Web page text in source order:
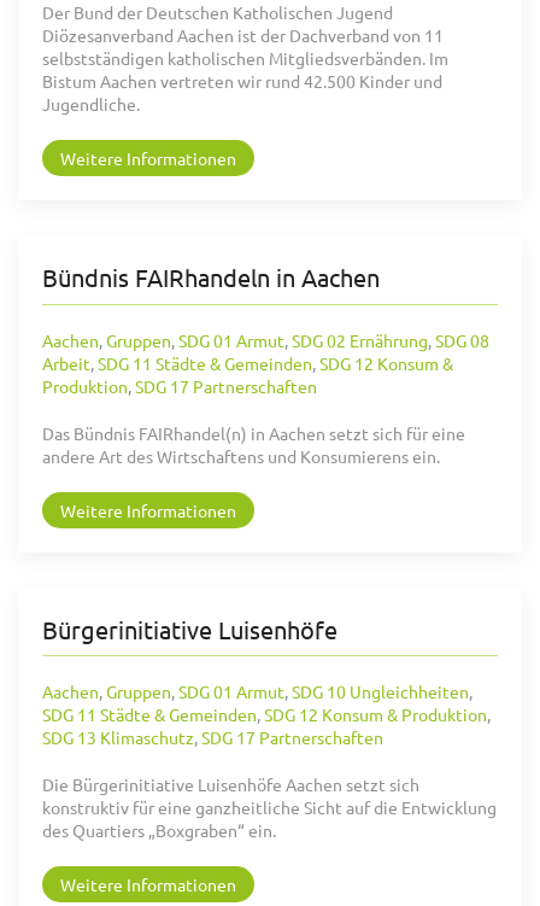
Der Bund der Deutschen Katholischen Jugend
Diözesanverband Aachen ist der Dachverband von 11
selbstständigen katholischen Mitgliedsverbänden. Im
Bistum Aachen vertreten wir rund 42.500 Kinder und
Jugendliche.
Weitere Informationen
Bündnis FAIRhandeln in Aachen
Aachen Gruppen SDG 01 Armut SDG 02 Ernährung SDG 08
Arbeit SDG 11 Städte & Gemeinden SDG 12 Konsum &
Produktion SDG 17 Partnerschaften
Das Bündnis FAIRhandel(n) in Aachen setzt sich für eine
andere Art des Wirtschaftens und Konsumierens ein.
Weitere Informationen
Bürgerinitiative Luisenhöfe
Aachen,Gruppen,SDG 01 Armut,SDG 10 Ungleichheiten,
SDG 11 Städte & Gemeinden,SDG 12 Konsum & Produktion,
SDG 13 Klimaschutz,SDG 17 Partnerschaften
Die Bürgerinitiative Luisenhöfe Aachen setzt sich
konstruktiv für eine ganzheitliche Sicht auf die Entwicklung
des Quartiers „Boxgraben“ ein.
Weitere Informationen